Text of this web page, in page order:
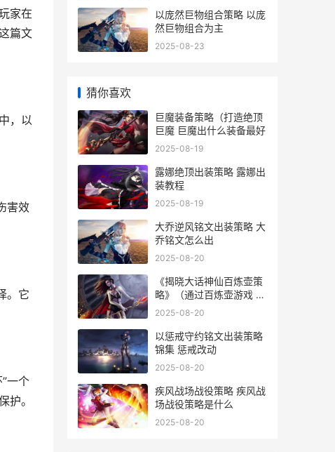
家在
篇文
，以
害效
。它
一个
护。
以庞然巨物组合策略 以庞
然巨物组合为主
2025-08-23
猜你喜欢
巨魔装备策略（打造绝顶
巨魔 巨魔出什么装备最好
2025-08-19
露娜绝顶出装策略 露娜出
装教程
2025-08-19
大乔逆风铭文出装策略 大
乔铭文怎么出
2025-08-20
《揭晓大话神仙百炼壶策
略》（通过百炼壶游戏 大
话神仙活动列表
2025-08-20
以惩戒守约铭文出装策略
锦集 惩戒改动
2025-08-20
疾风战场战役策略 疾风战
场战役策略是什么
2025-08-20